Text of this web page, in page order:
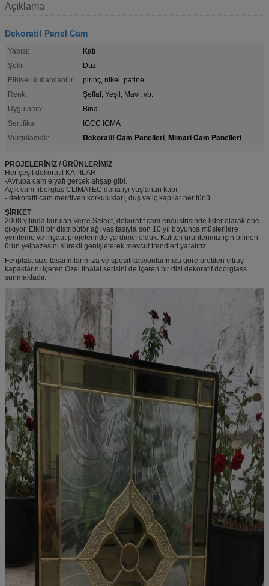
Açıklama
Dekoratif Panel Cam
Yapısı:
Katı
Şekil:
Düz
Elbiseli kullanılabilir:
pirinç, nikel, patine
Renk:
Şeffaf, Yeşil, Mavi, vb.
Uygulama:
Bina
Sertifika:
IGCC IGMA
Vurgulamak:
Dekoratif Cam Panelleri, Mimari Cam Panelleri
PROJELERİNİZ / ÜRÜNLERİMİZ
Her çeşit dekoratif KAPILAR.
-Avrupa cam elyafı gerçek ahşap gibi.
Açık cam fiberglas CLIMATEC daha iyi yaşlanan kapı.
- dekoratif cam merdiven korkulukları, duş ve iç kapılar her türlü.
ŞİRKET
2008 yılında kurulan Verre Select, dekoratif cam endüstrisinde lider olarak öne
çıkıyor. Etkili bir distribütör ağı vasıtasıyla son 10 yıl boyunca müşterilere
yenileme ve inşaat projelerinde yardımcı olduk. Kaliteli ürünlerimiz için bilinen
ürün yelpazesini sürekli genişleterek mevcut trendleri yaratırız.
Fenplast size tasarımlarımıza ve spesifikasyonlarımıza göre üretilen vitray
kapaklarını içeren Özel İthalat serisini de içeren bir dizi dekoratif doorglass
sunmaktadır. .